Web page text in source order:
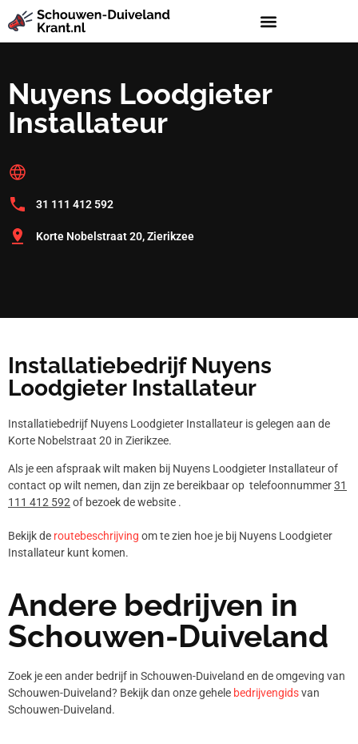
Nuyens Loodgieter
Installateur
31 111 412 592
Korte Nobelstraat 20, Zierikzee
Installatiebedrijf Nuyens
Loodgieter Installateur
Installatiebedrijf Nuyens Loodgieter Installateur is gelegen aan de
Korte Nobelstraat 20 in Zierikzee.
Als je een afspraak wilt maken bij Nuyens Loodgieter Installateur of
contact op wilt nemen, dan zijn ze bereikbaar op telefoonnummer31
111 412 592of bezoek de website .
Bekijk de routebeschrijving om te zien hoe je bij Nuyens Loodgieter
Installateur kunt komen.
Andere bedrijven in
Schouwen-Duiveland
Zoek je een ander bedrijf in Schouwen-Duiveland en de omgeving van
Schouwen-Duiveland? Bekijk dan onze gehele bedrijvengidsvan
Schouwen-Duiveland.